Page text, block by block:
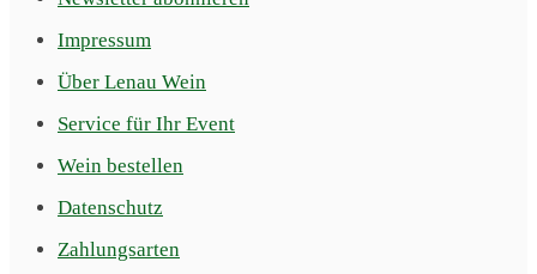
Impressum
Über Lenau Wein
Service für Ihr Event
Wein bestellen
Datenschutz
Zahlungsarten